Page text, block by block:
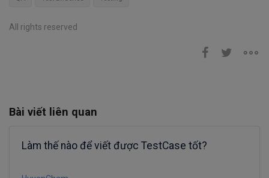
All rights reserved
Bài viết liên quan
Làm thế nào để viết được TestCase tốt?